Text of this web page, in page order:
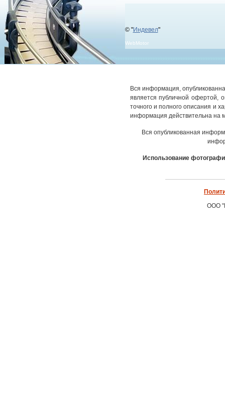
© "Индевел"
WebMotor
Вся информация,
является публичной офертой,
точного и полного описания и
информация действительна на
Вся опубликованная
Использование
ООО